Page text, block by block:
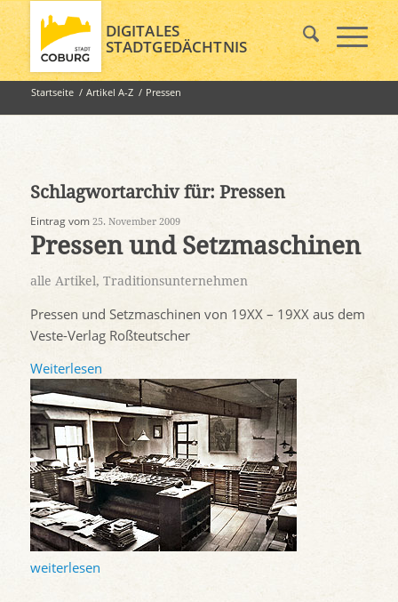
DIGITALES
STADTGEDÄCHTNIS
Startseite / Artikel A-Z / Pressen
Schlagwortarchiv für: Pressen
Eintrag vom 25. November 2009
Pressen und Setzmaschinen
alle Artikel, Traditionsunternehmen
Pressen und Setzmaschinen von 19XX – 19XX aus dem
Veste-Verlag Roßteutscher
Weiterlesen
weiterlesen